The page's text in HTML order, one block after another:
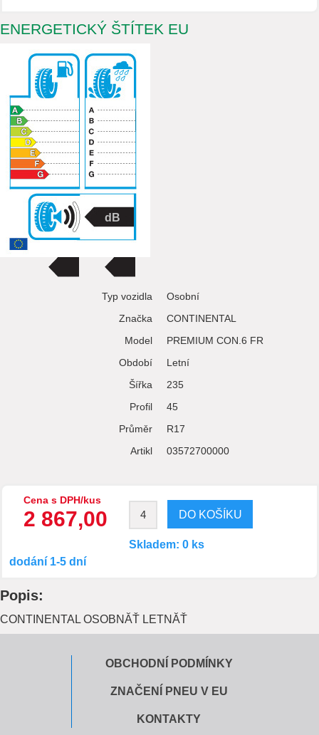
ENERGETICKÝ ŠTÍTEK EU
Typ vozidla
Osobní
Značka
CONTINENTAL
Model
PREMIUM CON.6 FR
Období
Letní
Šířka
235
Profil
45
Průměr
R17
Artikl
03572700000
Cena s DPH/kus
2 867,00
Skladem: 0 ks
dodání 1-5 dní
Popis:
CONTINENTAL OSOBNĂŤ LETNĂŤ
OBCHODNÍ PODMÍNKY
ZNAČENÍ PNEU V EU
KONTAKTY